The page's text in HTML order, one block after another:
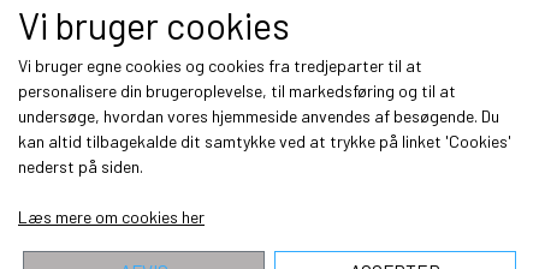
Kunde login
Sociale medier
Vi bruger cookies
Vi bruger egne cookies og cookies fra tredjeparter til at
personalisere din brugeroplevelse, til markedsføring og til at
undersøge, hvordan vores hjemmeside anvendes af besøgende. Du
kan altid tilbagekalde dit samtykke ved at trykke på linket 'Cookies'
nederst på siden.
Læs mere om cookies her